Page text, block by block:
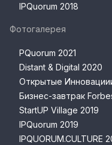
IPQuorum 2018
Фотогалерея
PQuorum 2021
Distant & Digital 2020
Открытые
Бизнес-завтрак
StartUP Village 2019
IPQuorum 2019
IPQUORUM.CULTURE